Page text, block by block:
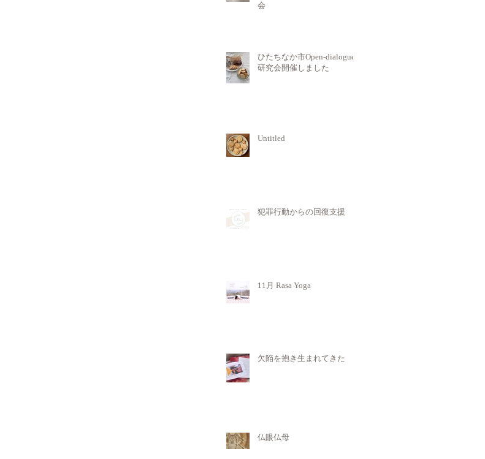
会
ひたちなか市Open-dialogue
研究会開催しました
Untitled
犯罪行動からの回復支援
11月 Rasa Yoga
欠陥を抱き生まれてきた
仏眼仏母